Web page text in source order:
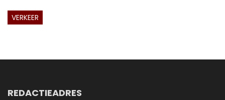
VERKEER
REDACTIEADRES